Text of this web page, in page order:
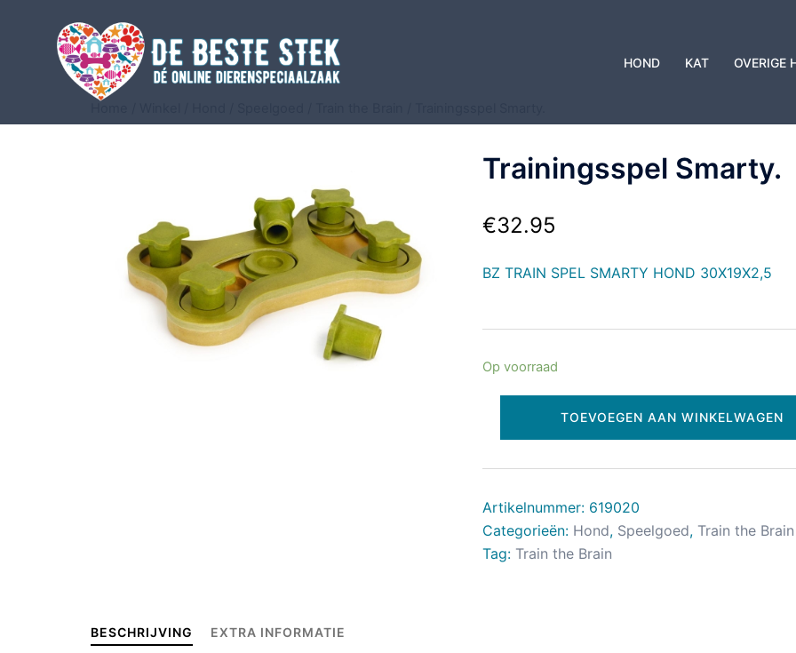
HOND KAT OVERIGE
Trainingsspel Smarty.
€32.95
BZ TRAIN SPEL SMARTY HOND 30X19X2,5
Op voorraad
TOEVOEGEN AAN WINKELWAGEN
Artikelnummer: 619020
Categorieën: Hond, Speelgoed, Train the Brain
Tag: Train the Brain
BESCHRIJVING EXTRA INFORMATIE